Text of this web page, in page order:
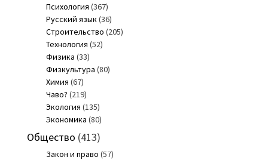
Психология (367)
Русский язык(36)
Строительство (205)
Технология (52)
Физика (33)
Физкультура (80)
Химия (67)
Чаво? (219)
Экология (135)
Экономика (80)
Общество (413)
Закон и право (57)